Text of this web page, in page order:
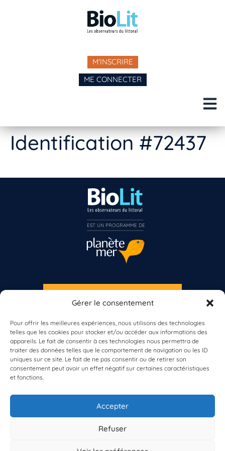
Gérer le consentement
Pour offrir les meilleures expériences, nous utilisons des technologies
telles que les cookies pour stocker et/ou accéder aux informations des
appareils. Le fait de consentir à ces technologies nous permettra de
traiter des données telles que le comportement de navigation ou les ID
uniques sur ce site. Le fait de ne pas consentir ou de retirer son
consentement peut avoir un effet négatif sur certaines caractéristiques
et fonctions.
Accepter
Refuser
M'INSCRIRE
ME CONNECTER
Identification #72437
À propos de BioLit
Vos données d'observation
Ressources
Résultats du programme
Contacts
S'INSCRIRE À LA NEWSLETTER